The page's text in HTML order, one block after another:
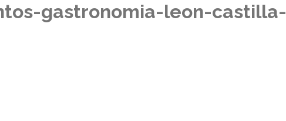
gastronomia-leon-castilla-